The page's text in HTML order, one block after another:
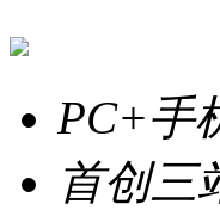
PC+手
首创三